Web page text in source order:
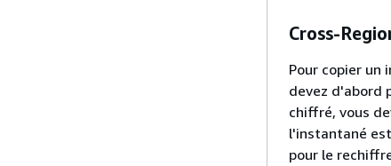
Cross-
Pour copier un
devez d'abord
chiffré, vous
l'instantané
pour le